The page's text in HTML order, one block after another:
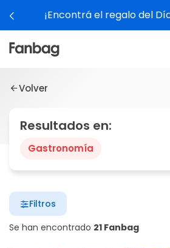
¡Encontrá el regalo del
Volver
Resultados en:
Gastronomía
Se han encontrado 21 Fanbag
Filtros